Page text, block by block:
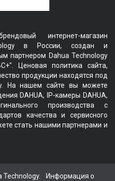
интернет-магазин
в России, создан и
партнером Dahua Technology
Ценовая политика сайта,
продукции находятся под
На нашем сайте вы можете
DAHUA, IP-камеры DAHUA,
производства с
качества и сервисного
стать нашими партнерами и
Информация о